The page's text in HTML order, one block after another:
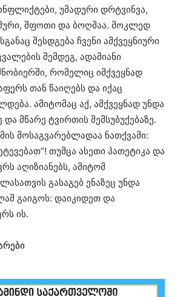
უმადური დრტვინვა,
შფოთი და ბოღმაა. მოკლედ
შესდგება ჩვენი ამქვეყნიური
შემდეგ, ადამიანი
რომელიც იმქვეყნად
თან წაიღებს და იქაც
ამიტომაც აქ, ამქვეყნად უნდა
და მწარე ტვირთის შემსუბუქებაზე.
მოსაგვარებლადაა ნათქვამი:
თუმცა ასეთი პათეტიკა და
აღიზიანებს, ამიტომ
გასაგებ ენაზეც უნდა
გაიგოს: დაიკიდეთ და
ის.